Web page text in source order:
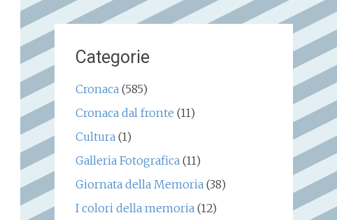
Categorie
Cronaca(585)
Cronaca dal fronte (11)
Cultura(1)
Galleria Fotografica(11)
Giornata della Memoria(38)
I colori della memoria(12)